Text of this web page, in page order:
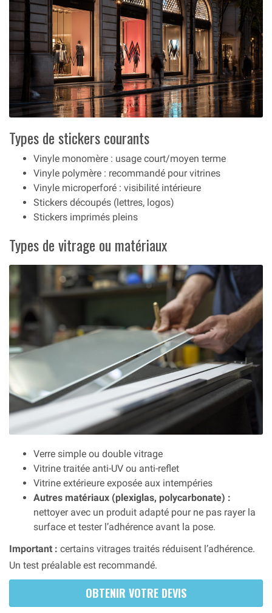
Types de stickers courants
Vinyle monomère : usage court/moyen terme
Vinyle polymère : recommandé pour vitrines
Vinyle microperforé : visibilité intérieure
Stickers découpés (lettres, logos)
Stickers imprimés pleins
Types de vitrage ou matériaux
Verre simple ou double vitrage
Vitrine traitée anti-UV ou anti-reflet
Vitrine extérieure exposée aux intempéries
Autres matériaux (plexiglas, polycarbonate) :
nettoyer avec un produit adapté pour ne pas rayer la
surface et tester l’adhérence avant la pose.
Important : certains vitrages traités réduisent l’adhérence.
Un test préalable est recommandé.
OBTENIR VOTRE DEVIS